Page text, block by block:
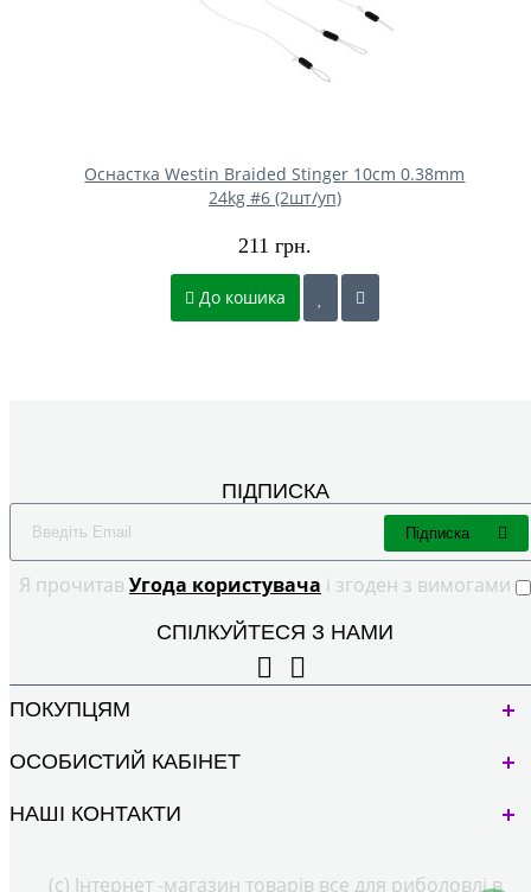
Оснастка Westin Braided Stinger 10cm 0.38mm
24kg #6 (2шт/уп)
211 грн.
До кошика
ПІДПИСКА
Я прочитав Угода користувача і згоден з вимогами
Підписка
СПІЛКУЙТЕСЯ З НАМИ
ПОКУПЦЯМ
ОСОБИСТИЙ КАБІНЕТ
НАШІ КОНТАКТИ
(с) Інтернет -магазин товарів все для риболовлі в